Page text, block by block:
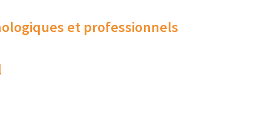
et professionnels